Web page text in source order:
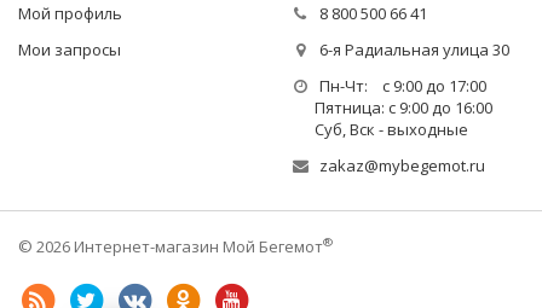
Мой профиль
Мои запросы
8 800 500 66 41
6-я Радиальная улица 30
Пн-Чт: с 9:00 до 17:00
Пятница: с 9:00 до 16:00
Суб, Вск - выходные
zakaz@mybegemot.ru
© 2026 Интернет-магазин Мой Бегемот®